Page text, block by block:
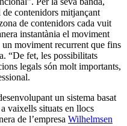
contenidors mitjançant
de contenidors cada vuit
instantània el moviment
moviment recurrent que fins
“De fet, les possibilitats
legals són molt importants,
un sistema basat
vaixells situats en llocs
de l’empresa Wilhelmsen